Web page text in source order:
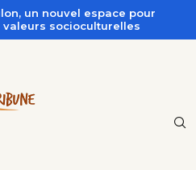
un nouvel espace pour
socioculturelles